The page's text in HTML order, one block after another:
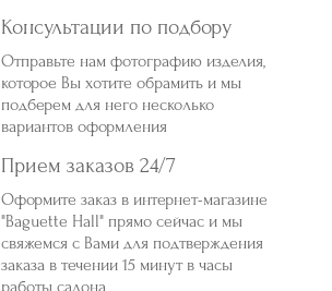
Консультации по подбору
Отправьте нам фотографию изделия,
которое Вы хотите обрамить и мы
подберем для него несколько
вариантов оформления
Прием заказов 24/7
Оформите заказ в интернет-магазине
"Baguette Hall" прямо сейчас и мы
свяжемся с Вами для подтверждения
заказа в течении 15 минут в часы